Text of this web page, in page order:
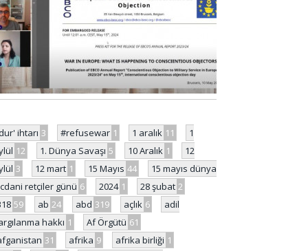
ihtarı 3 #refusewar 1 1 aralık 11
1
12 1. Dünya Savaşı 5 10 Aralık 1
12
3 12 mart 1 15 Mayıs 44
15 mayıs dünya
retçiler günü 6 2024 1 28 şubat 2
59 ab 24 abd 319 açlık 6
adil
hakkı 1 Af Örgütü 61
31 afrika 9 afrika birliği 1